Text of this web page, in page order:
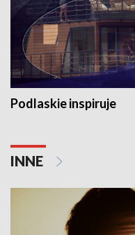
Podlaskie inspiruje
INNE